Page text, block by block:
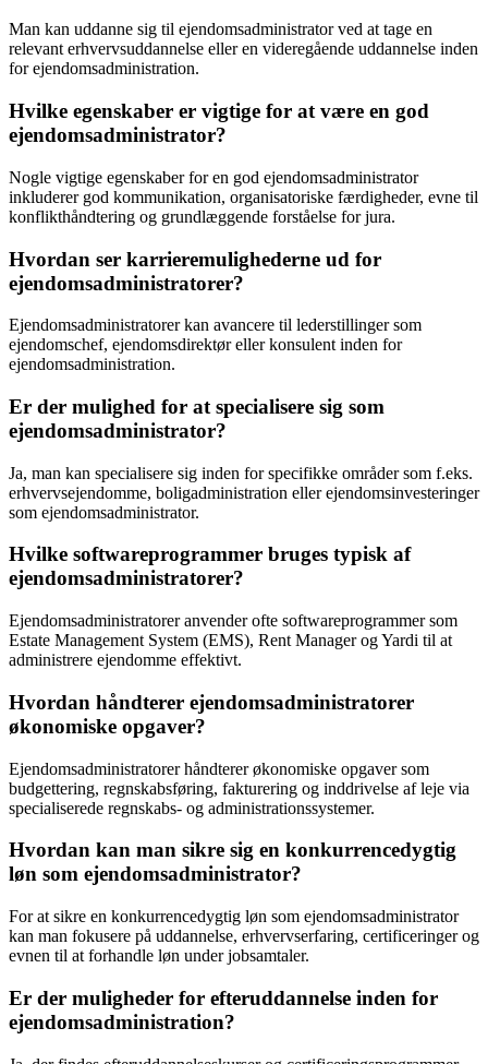
Man kan uddanne sig til ejendomsadministrator ved at tage en
relevant erhvervsuddannelse eller en videregående uddannelse inden
for ejendomsadministration.
Hvilke egenskaber er vigtige for at være en god
ejendomsadministrator?
Nogle vigtige egenskaber for en god ejendomsadministrator
inkluderer god kommunikation, organisatoriske færdigheder, evne til
konflikthåndtering og grundlæggende forståelse for jura.
Hvordan ser karrieremulighederne ud for
ejendomsadministratorer?
Ejendomsadministratorer kan avancere til lederstillinger som
ejendomschef, ejendomsdirektør eller konsulent inden for
ejendomsadministration.
Er der mulighed for at specialisere sig som
ejendomsadministrator?
Ja, man kan specialisere sig inden for specifikke områder som f.eks.
erhvervsejendomme, boligadministration eller ejendomsinvesteringer
som ejendomsadministrator.
Hvilke softwareprogrammer bruges typisk af
ejendomsadministratorer?
Ejendomsadministratorer anvender ofte softwareprogrammer som
Estate Management System (EMS), Rent Manager og Yardi til at
administrere ejendomme effektivt.
Hvordan håndterer ejendomsadministratorer
økonomiske opgaver?
Ejendomsadministratorer håndterer økonomiske opgaver som
budgettering, regnskabsføring, fakturering og inddrivelse af leje via
specialiserede regnskabs- og administrationssystemer.
Hvordan kan man sikre sig en konkurrencedygtig
løn som ejendomsadministrator?
For at sikre en konkurrencedygtig løn som ejendomsadministrator
kan man fokusere på uddannelse, erhvervserfaring, certificeringer og
evnen til at forhandle løn under jobsamtaler.
Er der muligheder for efteruddannelse inden for
ejendomsadministration?